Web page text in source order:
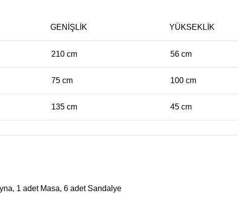
GENIŞLIK YÜKSEKLIK
210 cm 56 cm
75 cm 100 cm
135 cm 45 cm
1 adet Masa, 6 adet Sandalye